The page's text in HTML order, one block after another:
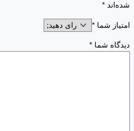
شده‌اند *
امتیاز شما *
دیدگاه شما *